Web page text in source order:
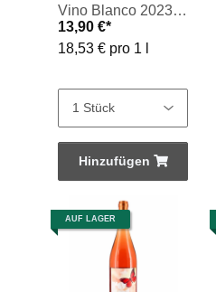
Vino Blanco 2023,
0,75-l-Flasche
13,90 €*
18,53 € pro 1 l
Hinzufügen
AUF LAGER